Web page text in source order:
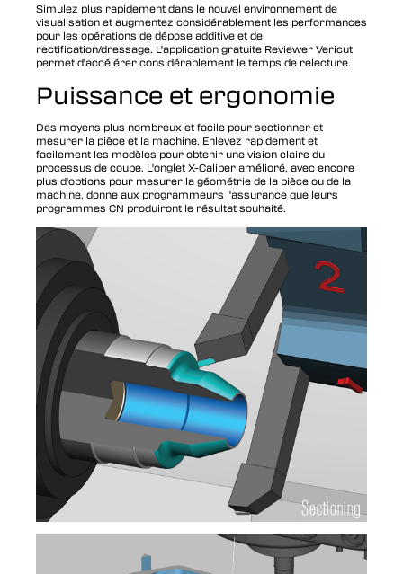
Simulez plus rapidement dans le nouvel environnement de
visualisation et augmentez considérablement les performances
pour les opérations de dépose additive et de
rectification/dressage. L'application gratuite Reviewer Vericut
permet d'accélérer considérablement le temps de relecture.
Puissance et ergonomie
Des moyens plus nombreux et facile pour sectionner et
mesurer la pièce et la machine. Enlevez rapidement et
facilement les modèles pour obtenir une vision claire du
processus de coupe. L'onglet X-Caliper amélioré, avec encore
plus d'options pour mesurer la géométrie de la pièce ou de la
machine, donne aux programmeurs l'assurance que leurs
programmes CN produiront le résultat souhaité.